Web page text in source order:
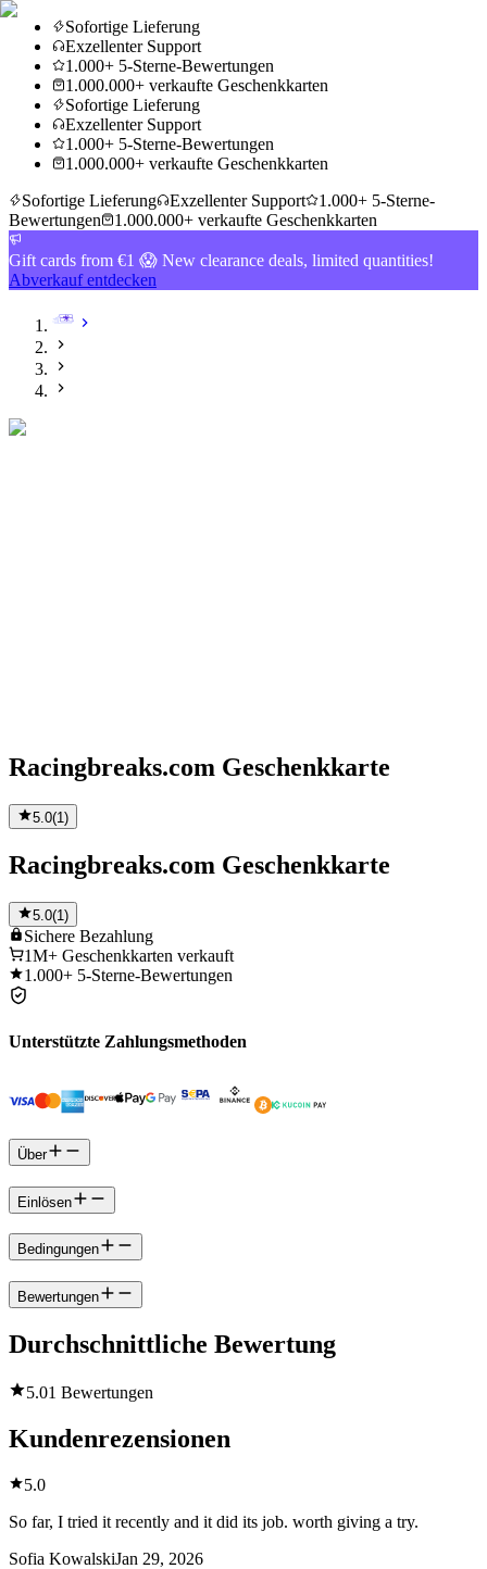
Sofortige Lieferung
Exzellenter Support
1.000+ 5-Sterne-Bewertungen
1.000.000+ verkaufte Geschenkkarten
Sofortige Lieferung
Exzellenter Support
1.000+ 5-Sterne-Bewertungen
1.000.000+ verkaufte Geschenkkarten
Sofortige Lieferung
Exzellenter Support
1.000+ 5-Sterne-
Bewertungen
1.000.000+ verkaufte Geschenkkarten
Gift cards from €1 😱 New clearance deals, limited quantities!
Abverkauf entdecken
Racingbreaks.com Geschenkkarte
5.0(1 )
Racingbreaks.com Geschenkkarte
5.0(1)
Sichere Bezahlung
1M+ Geschenkkarten verkauft
1.000+ 5-Sterne-Bewertungen
Unterstützte Zahlungsmethoden
Über
Einlösen
Bedingungen
Bewertungen
Durchschnittliche Bewertung
5.01 Bewertungen
Kundenrezensionen
5.0
So far, I tried it recently and it did its job. worth giving a try.
Sofia KowalskiJan 29, 2026